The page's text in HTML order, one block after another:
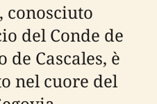
conosciuto
del Conde de
Cascales, è
nel cuore del